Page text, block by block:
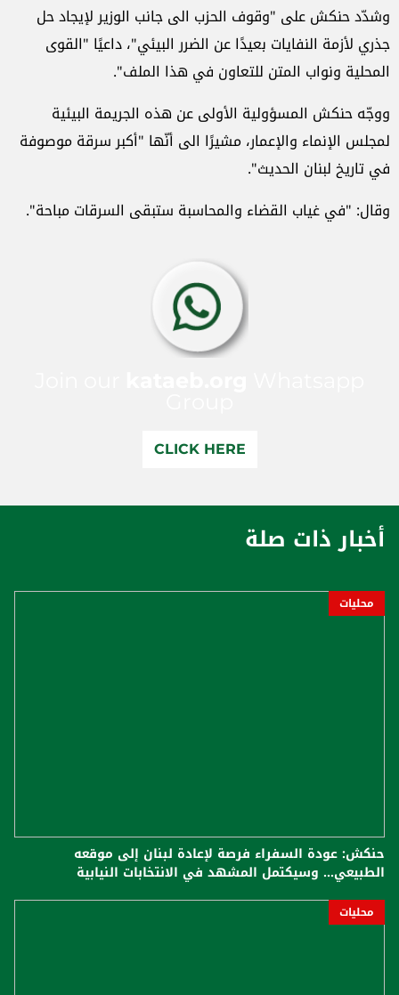
وشدّد حنكش على "وقوف الحزب الى جانب الوزير لإيجاد حل
جذري لأزمة النفايات بعيدًا عن الضرر البيئي"، داعيًا "القوى
المحلية ونواب المتن للتعاون في هذا الملف".
ووجّه حنكش المسؤولية الأولى عن هذه الجريمة البيئية
لمجلس الإنماء والإعمار، مشيرًا الى أنّها "أكبر سرقة موصوفة
في تاريخ لبنان الحديث".
وقال: "في غياب القضاء والمحاسبة ستبقى السرقات مباحة".
CLICK HERE
أخبار ذات صلة
محليات
حنكش: عودة السفراء فرصة لإعادة لبنان إلى موقعه
الطبيعي... وسيكتمل المشهد في الانتخابات النيابية
محليات